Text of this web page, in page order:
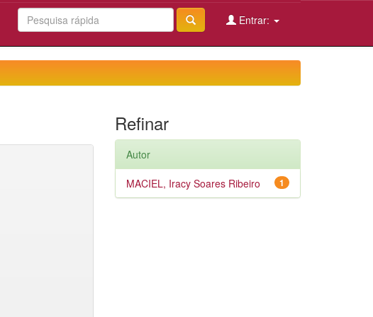
Entrar:
Refinar
Autor
1
MACIEL, Iracy Soares Ribeiro